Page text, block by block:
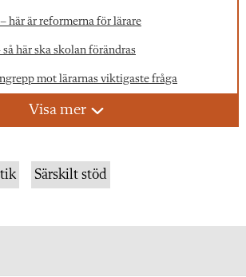
här är reformerna för lärare
här ska skolan förändras
mot lärarnas viktigaste fråga
– så kan den se ut nästa år
ska minska pressen på lärarna
Visa mer
Särskilt stöd